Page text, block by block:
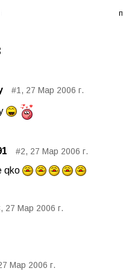
#1, 27 Мар 2006 г.
#2, 27 Мар 2006 г.
qko
27 Мар 2006 г.
Мар 2006 г.